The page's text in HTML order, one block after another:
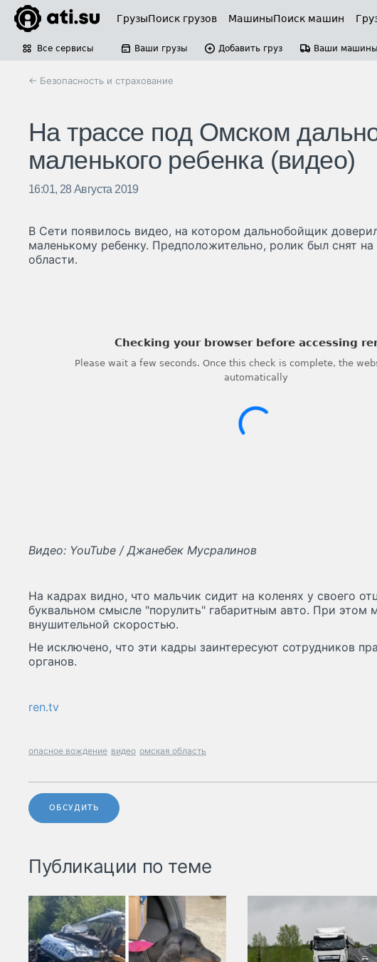
ГрузыПоиск грузов МашиныПоиск машин
Все сервисы Ваши грузы Добавить груз Ваши машины
← Безопасность и страхование
На трассе под Омском
маленького ребенка (видео)
16:01, 28 Августа 2019
В Сети появилось видео, на котором дальнобойщик
маленькому ребенку. Предположительно, ролик был снят
области.
Видео: YouTube / Джанебек Мусралинов
На кадрах видно, что мальчик сидит на коленях у своего
буквальном смысле "порулить" габаритным авто. При этом
внушительной скоростью.
Не исключено, что эти кадры заинтересуют сотрудников
органов.
ren.tv
опасное вождение видео омская область
ОБСУДИТЬ
Публикации по теме